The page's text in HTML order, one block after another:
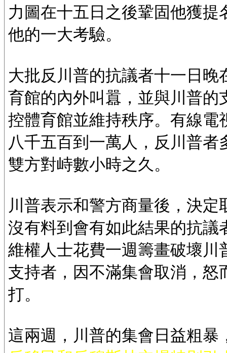
力圖在十五日之後鞏固他獲
他的一大考驗。
大批反川普的抗議者十一日
育館的內外叫囂，並與川普
控體育館並維持秩序。有線
八千五百到一萬人，反川普
雙方對峙數小時之久。
川普表示和警方商量後，決
沒有料到會有如此結果的抗
維權人士花費一週籌畫破壞
支持者，因不滿集會取消，
打。
這兩週，川普的集會日益粗